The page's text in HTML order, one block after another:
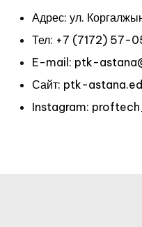
Адрес: ул.
Тел: +7 (7172)
E-mail: ptk-
Сайт: ptk-
Instagram: